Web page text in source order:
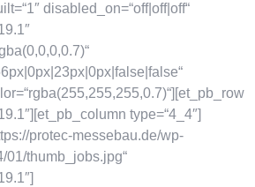
disabled_on=“off|off|off“
type=“4_4″]
protec-messebau.de/wp-
01/thumb_jobs.jpg“